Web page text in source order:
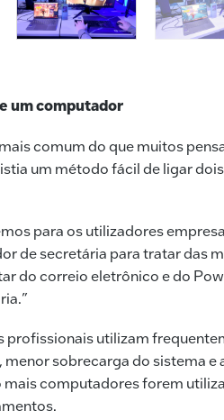
while the laptop managed
Software). Both were
um computador
comum do que muitos
um método fácil de ligar
para os utilizadores
de secretária para tratar das
do correio eletrônico e do
profissionais utilizam
sobrecarga do sistema e
computadores forem